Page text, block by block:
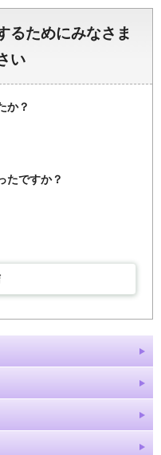
るためにみなさま
い
か？
たですか？